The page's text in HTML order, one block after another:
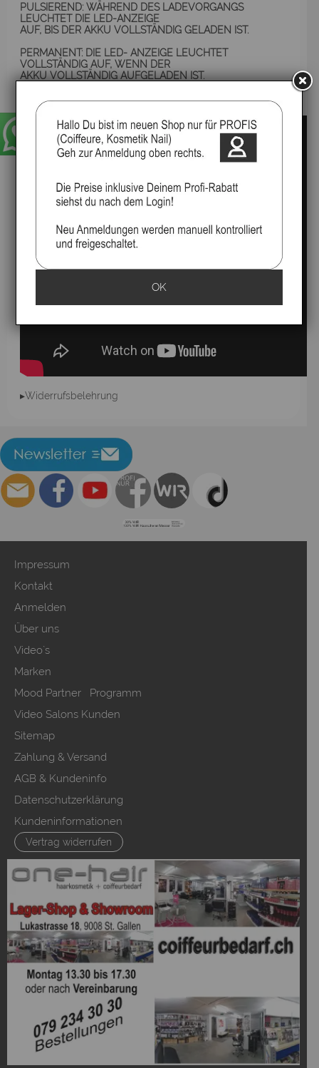
PULSIEREND: WÄHREND DES LADEVORGANGS
LEUCHTET DIE LED-ANZEIGE
AUF, BIS DER AKKU VOLLSTÄNDIG GELADEN IST.
PERMANENT: DIE LED- ANZEIGE LEUCHTET
VOLLSTÄNDIG AUF, WENN DER
AKKU VOLLSTÄNDIG AUFGELADEN IST.
BLINKEND: DER AKKU HAT NOCH EINE RESTLAUFZEIT
VON CA. 20 %
▸Widerrufsbelehrung
Impressum
Kontakt
Anmelden
Über uns
Video`s
Marken
Mood Partner Programm
Video Salons Kunden
Sitemap
Zahlung & Versand
AGB & Kundeninfo
Datenschutzerklärung
Kundeninformationen
Vertrag widerrufen
OK